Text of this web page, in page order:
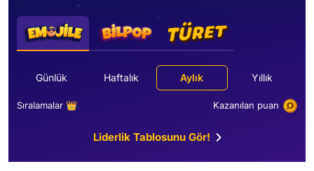
Günlük Haftalık Aylık Yıllık
Sıralamalar 👑 Kazanılan puan
Liderlik Tablosunu Gör!